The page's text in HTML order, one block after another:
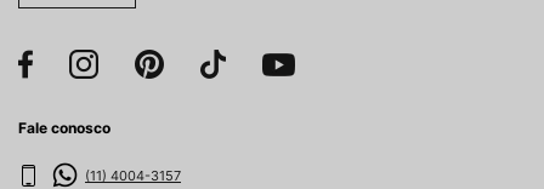
Fale conosco
(11) 4004-3157